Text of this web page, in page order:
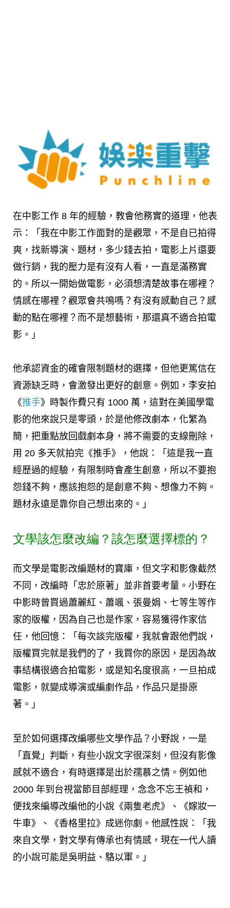
在中影工作 8 年的經驗，教會他務實的道理，他表
示：「我在中影工作面對的是觀眾，不是自已拍得
爽，找新導演、題材，多少錢去拍，電影上片還要
做行銷，我的壓力是有沒有人看，一直是滿務實
的。所以一開始做電影，必須想清楚故事在哪裡？
情感在哪裡？觀眾會共鳴嗎？有沒有感動自己？感
動的點在哪裡？而不是想藝術，那還真不適合拍電
影。」
他承認資金的確會限制題材的選擇，但他更篤信在
資源缺乏時，會激發出更好的創意。例如，李安拍
《推手》時製作費只有 1000 萬，這對在美國學電
影的他來說只是零頭，於是他修改劇本，化繁為
簡，把重點放回戲劇本身，將不需要的支線刪除，
用 20 多天就拍完《推手》，他說：「這是我一直
經歷過的經驗，有限制時會產生創意，所以不要抱
怨錢不夠，應該抱怨的是創意不夠、想像力不夠。
題材永遠是靠你自己想出來的。」
文學該怎麼改編？該怎麼選擇標的？
而文學是電影改編題材的寶庫，但文字和影像截然
不同，改編時「忠於原著」並非首要考量。小野在
中影時曾買過蕭麗紅、蕭颯、張曼娟、七等生等作
家的版權，因為自己也是作家，容易獲得作家信
任，他回憶：「每次談完版權，我就會跟他們說，
版權買完就是我們的了，我買你的原因，是因為故
事結構很適合拍電影，或是知名度很高，一旦拍成
電影，就變成導演或編劇作品，作品只是掛原
著。」
至於如何選擇改編哪些文學作品？小野說，一是
「直覺」判斷，有些小說文字很深刻，但沒有影像
感就不適合，有時選擇是出於孺慕之情。例如他
2000 年到台視當節目部經理，念念不忘王禎和，
便找來編導改編他的小說《兩隻老虎》、《嫁妝一
牛車》、《香格里拉》成迷你劇。他感性說：「我
來自文學，對文學有傳承也有情感，現在一代人讀
的小說可能是吳明益、駱以軍。」